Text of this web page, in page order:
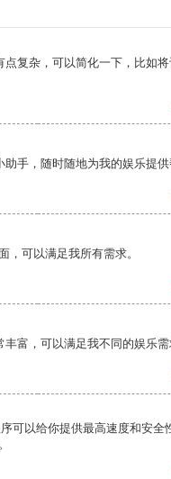
点复杂，可以简化一下，比如
手，随时随地为我的娱乐提供
，可以满足我所有需求。
富，可以满足我不同的娱乐需
可以给你提供最高速度和安全